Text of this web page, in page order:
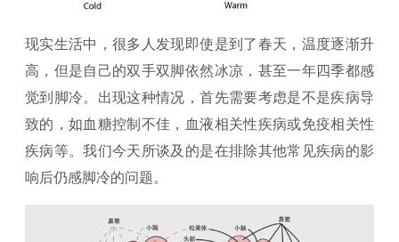
现实生活中，很多人发现即使是到了春天，温度逐渐升
高，但是自己的双手双脚依然冰凉，甚至一年四季都感
觉到脚冷。出现这种情况，首先需要考虑是不是疾病导
致的，如血糖控制不佳，血液相关性疾病或免疫相关性
疾病等。我们今天所谈及的是在排除其他常见疾病的影
响后仍感脚冷的问题。